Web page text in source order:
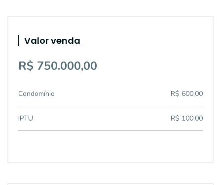
Valor venda
R$ 750.000,00
Condomínio R$ 600,00
IPTU R$ 100,00